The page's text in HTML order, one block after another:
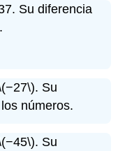
Su diferencia
. Su
números.
. Su